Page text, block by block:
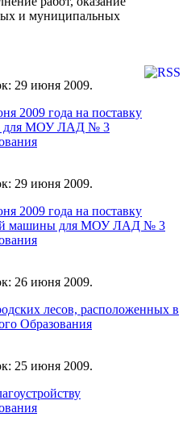
и муниципальных
29 июня 2009.
2009 года на поставку
для МОУ ЛАД № 3
29 июня 2009.
2009 года на поставку
мaшины для МОУ ЛАД № 3
26 июня 2009.
лесов, расположенных в
Образования
25 июня 2009.